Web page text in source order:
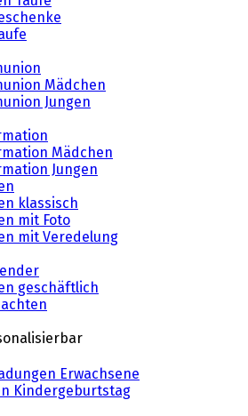
Mädchen
Jungen
Mädchen
Jungen
klassisch
mit Foto
mit Veredelung
geschäftlich
Erwachsene
Kindergeburtstag